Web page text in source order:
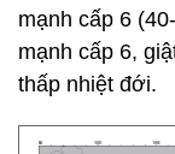
mạnh cấp 6
mạnh cấp 6,
thấp nhiệt đới.